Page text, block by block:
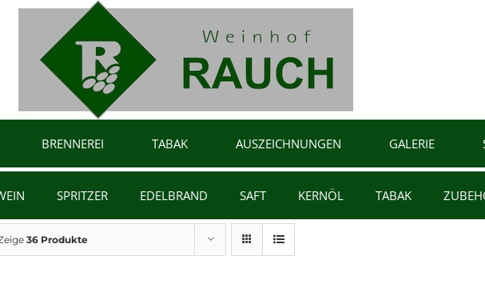
BRENNEREI TABAK AUSZEICHNUNGEN GALERIE
SPRITZER EDELBRAND SAFT KERNÖL TABAK
36 Produkte